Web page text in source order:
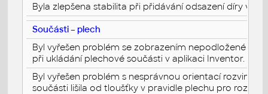
Byla zlepšena stabilita při přidávání odsazení díry ve
Součásti – plech
Byl vyřešen problém se zobrazením nepodložené
při ukládání plechové součásti v aplikaci Inventor.
Byl vyřešen problém s nesprávnou orientací rozvinu,
součásti lišila od tloušťky v pravidle plechu pro rozvin.